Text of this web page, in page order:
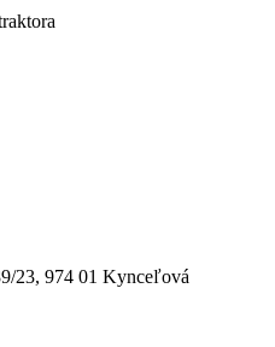
23, 974 01 Kynceľová